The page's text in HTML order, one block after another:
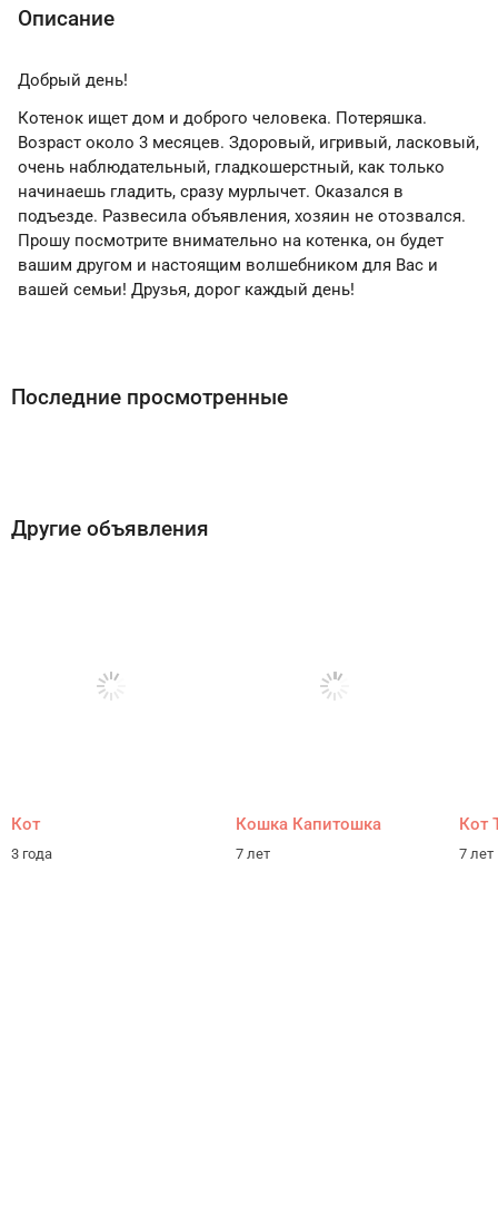
Описание
Добрый день!
Котенок ищет дом и доброго человека. Потеряшка.
Возраст около 3 месяцев. Здоровый, игривый, ласковый,
очень наблюдательный, гладкошерстный, как только
начинаешь гладить, сразу мурлычет. Оказался в
подъезде. Развесила объявления, хозяин не отозвался.
Прошу посмотрите внимательно на котенка, он будет
вашим другом и настоящим волшебником для Вас и
вашей семьи! Друзья, дорог каждый день!
Последние просмотренные
Другие объявления
Кот
3 года
Кошка Капитошка
7 лет
Кот
7 лет